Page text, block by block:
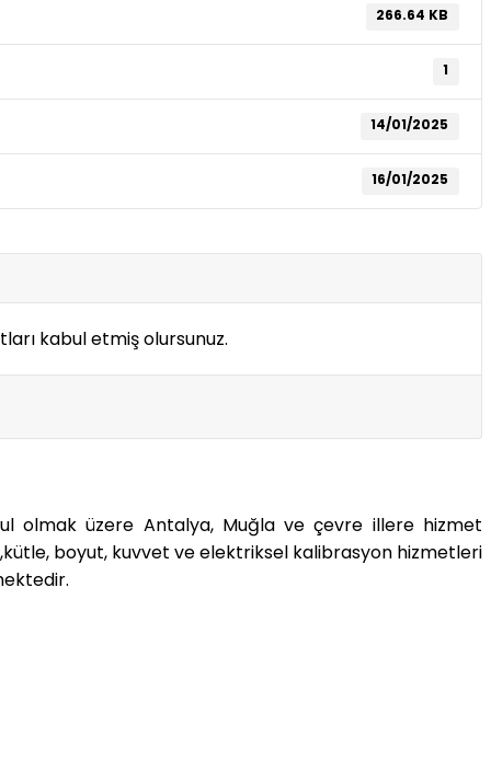
266.64 KB
1
14/01/2025
16/01/2025
kabul etmiş olursunuz.
olmak üzere Antalya, Muğla ve çevre illere hizmet
boyut, kuvvet ve elektriksel kalibrasyon hizmetleri